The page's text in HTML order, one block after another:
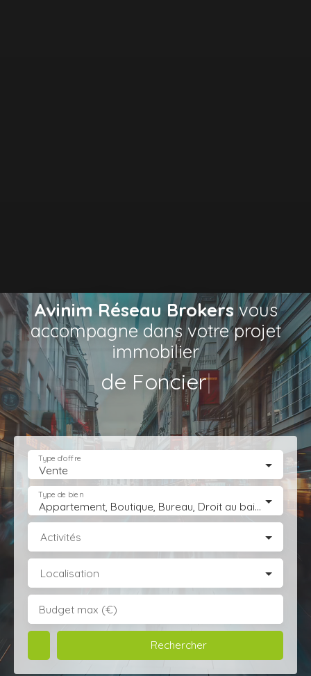
Avinim Réseau Brokers vous
accompagne dans votre projet
immobilier
de Commerc
Vente
Type d'offre
Appartement, Boutique, Bureau, Droit au bail, Entrepôt, Fonds de commerce, Hôtel, hébergement, Immeuble, Immobilier Pro, Local commercial, Local professionnel, Local industriel, Magasin, boutique, Terrain Industriel, Terrain Constructible, Transmission d'entreprise
Type de bien
Activités
Localisation
Budget max (€)
Rechercher